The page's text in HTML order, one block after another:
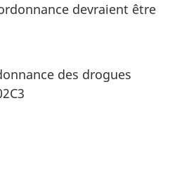
devraient être
des drogues